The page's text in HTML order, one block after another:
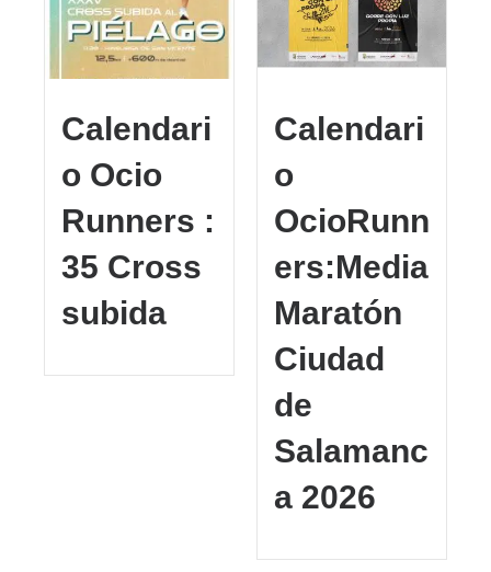
Calendari
o Ocio
Runners :
35 Cross
subida
Calendari
o
OcioRunn
ers:Media
Maratón
Ciudad
de
Salamanc
a 2026